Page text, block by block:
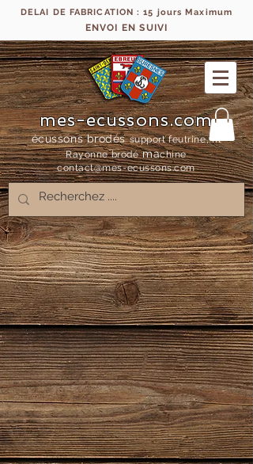
DELAI DE FABRICATION : 15 jours Maximum
ENVOI EN SUIVI
mes-ecussons.com
écussons brodés support feutrine, fil
Rayonne brodémachine
contact@mes-ecussons.com